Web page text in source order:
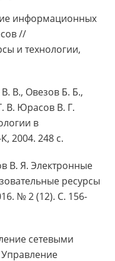
информационных
//
и технологии,
В., Овезов Б. Б.,
В. Юрасов В. Г.
в
2004. 248 с.
В. Я. Электронные
ресурсы
№ 2 (12). С. 156-
сетевыми